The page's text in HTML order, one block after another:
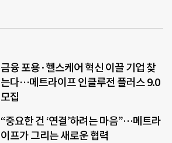
금융 포용·헬스케어 혁신 이끌 기업 찾
는다…메트라이프 인클루전 플러스 9.0
모집
“중요한 건 ‘연결’하려는 마음”…메트라
이프가 그리는 새로운 협력